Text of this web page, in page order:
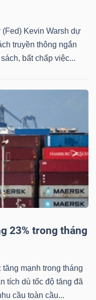
Kevin Warsh dự
truyền thông ngắn
bất chấp việc...
23% trong tháng
mạnh trong tháng
tích dù tốc độ tăng đã
cầu toàn cầu...